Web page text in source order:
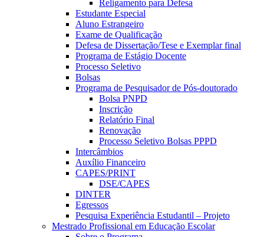
Religamento para Defesa
Estudante Especial
Aluno Estrangeiro
Exame de Qualificação
Defesa de Dissertação/Tese e Exemplar final
Programa de Estágio Docente
Processo Seletivo
Bolsas
Programa de Pesquisador de Pós-doutorado
Bolsa PNPD
Inscrição
Relatório Final
Renovação
Processo Seletivo Bolsas PPPD
Intercâmbios
Auxílio Financeiro
CAPES/PRINT
DSE/CAPES
DINTER
Egressos
Pesquisa Experiência Estudantil – Projeto
Mestrado Profissional em Educação Escolar